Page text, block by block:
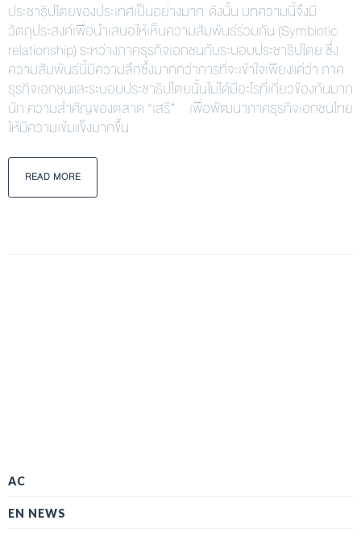
ประชาธิปไตยของประเทศเป็นอย่างมาก ดังนั้น บทความนี้จึงมี
วัตถุประสงค์เพื่อนำเสนอให้เห็นความสัมพันธ์ร่วมกัน (Symbiotic
relationship) ระหว่างภาคธุรกิจเอกชนกับระบอบประชาธิปไตย ซึ่ง
ความสัมพันธ์นี้มีความลึกซึ้งมากกว่าการที่จะเข้าใจเพียงแค่ว่า ภาค
ธุรกิจเอกชนและระบอบประชาธิปไตยนั้นไม่ได้มีอะไรที่เกี่ยวข้องกันมาก
นัก ความสำคัญของตลาด “เสรี” เพื่อพัฒนาภาคธุรกิจเอกชนไทย
ให้มีความเข้มแข็งมากขึ้น
READ MORE
AC
EN NEWS